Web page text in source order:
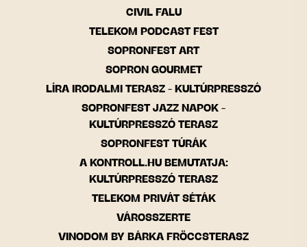
CIVIL FALU
TELEKOM PODCAST FEST
SOPRONFEST ART
SOPRON GOURMET
LÍRA IRODALMI TERASZ - KULTÚRPRESSZÓ
SOPRONFEST JAZZ NAPOK -
KULTÚRPRESSZÓ TERASZ
SOPRONFEST TÚRÁK
A KONTROLL.HU BEMUTATJA:
KULTÚRPRESSZÓ TERASZ
TELEKOM PRIVÁT SÉTÁK
VÁROSSZERTE
VINODOM BY BÁRKA FRÖCCSTERASZ